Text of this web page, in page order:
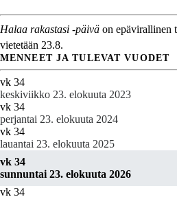
Halaa rakastasi -päivä on epävirallinen
vietetään 23.8.
MENNEET JA TULEVAT VUODET
vk 34
keskiviikko 23. elokuuta 2023
vk 34
perjantai 23. elokuuta 2024
vk 34
lauantai 23. elokuuta 2025
vk 34
sunnuntai 23. elokuuta 2026
vk 34